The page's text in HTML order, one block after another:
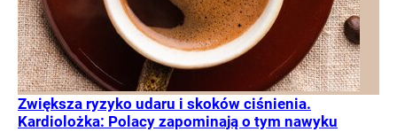
Zwiększa ryzyko udaru i skoków ciśnienia.
Kardiolożka: Polacy zapominają o tym nawyku